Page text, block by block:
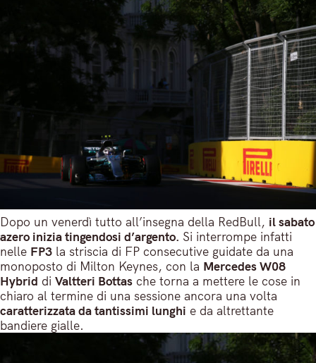
Dopo un venerdì tutto all’insegna della RedBull, il sabato
azero inizia tingendosi d’argento. Si interrompe infatti
nelle FP3 la striscia di FP consecutive guidate da una
monoposto di Milton Keynes, con la Mercedes W08
Hybrid di Valtteri Bottas che torna a mettere le cose in
chiaro al termine di una sessione ancora una volta
caratterizzata da tantissimi lunghi e da altrettante
bandiere gialle.